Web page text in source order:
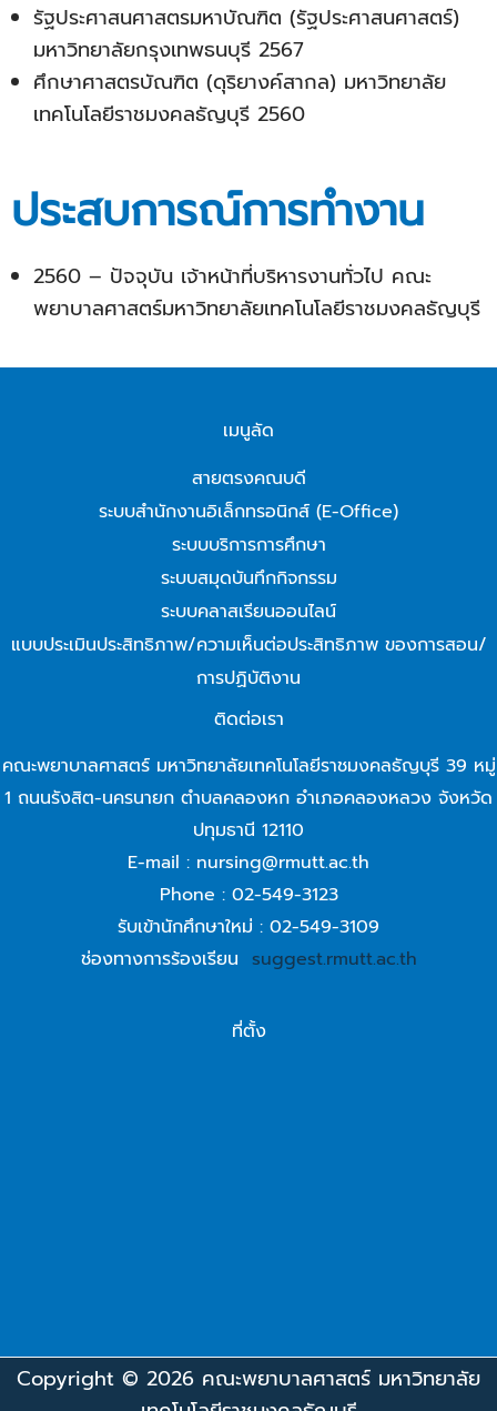
รัฐประศาสนศาสตรมหาบัณฑิต (รัฐประศาสนศาสตร์)
มหาวิทยาลัยกรุงเทพธนบุรี 2567
ศึกษาศาสตรบัณฑิต (ดุริยางค์สากล) มหาวิทยาลัย
เทคโนโลยีราชมงคลธัญบุรี 2560
ประสบการณ์การทำงาน
2560 – ปัจจุบัน เจ้าหน้าที่บริหารงานทั่วไป คณะ
พยาบาลศาสตร์มหาวิทยาลัยเทคโนโลยีราชมงคลธัญบุรี
เมนูลัด
สายตรงคณบดี
ระบบสำนักงานอิเล็กทรอนิกส์ (E-Office)
ระบบบริการการศึกษา
ระบบสมุดบันทึกกิจกรรม
ระบบคลาสเรียนออนไลน์
แบบประเมินประสิทธิภาพ/ความเห็นต่อประสิทธิภาพ ของการสอน/
การปฏิบัติงาน
ติดต่อเรา
คณะพยาบาลศาสตร์ มหาวิทยาลัยเทคโนโลยีราชมงคลธัญบุรี 39 หมู่
1 ถนนรังสิต-นครนายก ตำบลคลองหก อำเภอคลองหลวง จังหวัด
ปทุมธานี 12110
E-mail : nursing@rmutt.ac.th
Phone : 02-549-3123
รับเข้านักศึกษาใหม่ : 02-549-3109
ช่องทางการร้องเรียน suggest.rmutt.ac.th
ที่ตั้ง
Copyright © 2026 คณะพยาบาลศาสตร์ มหาวิทยาลัย